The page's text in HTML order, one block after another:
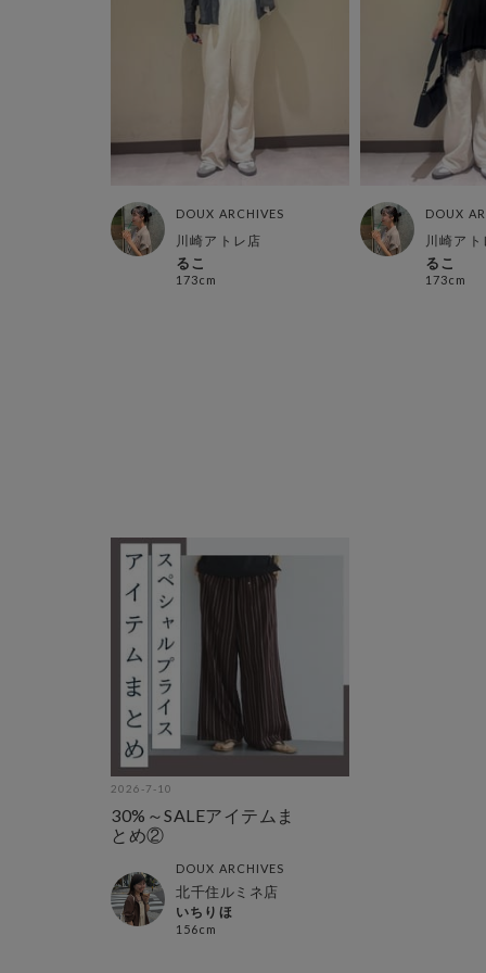
DOUX ARCHIVES
川崎アトレ店
るこ
173cm
DOUX
川崎ア
るこ
173cm
2026-7-10
30%～SALEアイテムま
とめ②
DOUX ARCHIVES
北千住ルミネ店
いちりほ
156cm